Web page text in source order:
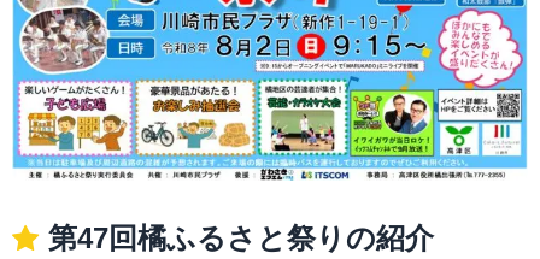
第47回橘ふるさと祭りの紹介